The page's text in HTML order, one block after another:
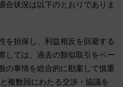
合状況は以下のとおりでありま
を担保し、利益相反を回避する
しては、過去の類似取引をベー
の事情を総合的に勘案して慎重
複数回にわたる交渉・協議を